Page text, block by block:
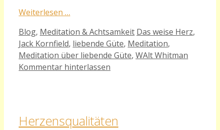
Weiterlesen …
Kategorien
Blog, Meditation & Achtsamkeit Schlagwörter
Das weise Herz,
Jack Kornfield, liebende Güte, Meditation,
Meditation über liebende Güte, WAlt Whitman
Kommentar hinterlassen
Herzensqualitäten